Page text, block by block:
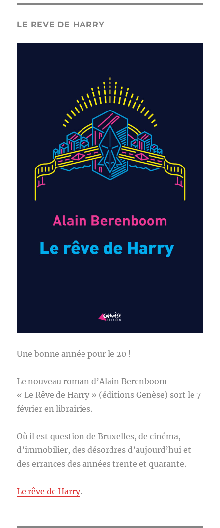
LE REVE DE HARRY
Une bonne année pour le 20 !
Le nouveau roman d’Alain Berenboom
« Le Rêve de Harry » (éditions Genèse) sort le 7
février en librairies.
Où il est question de Bruxelles, de cinéma,
d’immobilier, des désordres d’aujourd’hui et
des errances des années trente et quarante.
Le rêve de Harry.